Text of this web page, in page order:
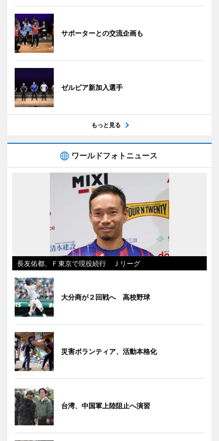
サポーターとの交流企画も
ゼルビア新加入選手
もっと見る
ワールドフォトニュース
長友佑都、Ｆ東京で現役続行 Ｊリーグ
大分商が２回戦へ 高校野球
災害ボランティア、活動本格化
台湾、中国軍上陸阻止へ演習